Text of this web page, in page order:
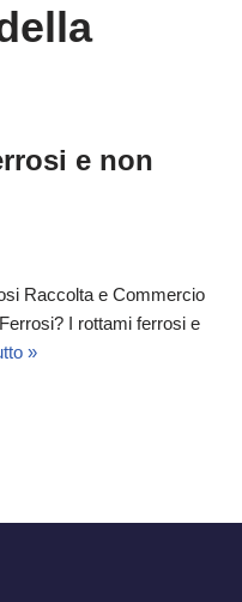
e non
Raccolta e Commercio
I rottami ferrosi e
»